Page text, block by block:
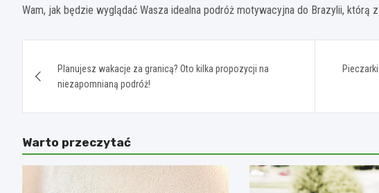
Wam, jak będzie wyglądać Wasza idealna podróż motywacyjna do Brazylii, którą
wpisuPlanujesz wakacje za granicą? Oto kilka propozycji na
niezapomnianą podróż!
Warto przeczytać